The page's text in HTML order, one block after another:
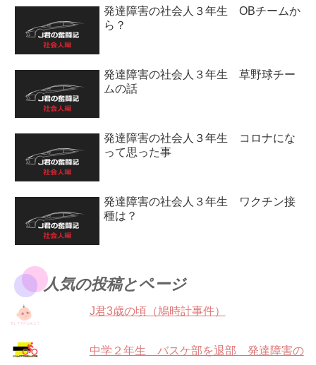
発達障害の社会人３年生 OBチームか
ら？
発達障害の社会人３年生 草野球チー
ムの話
発達障害の社会人３年生 コロナにな
って思った事
発達障害の社会人３年生 ワクチン接
種は？
人気の投稿とページ
J君3歳の頃（鳩時計事件）
中学２年生 バスケ部を退部 発達障害の